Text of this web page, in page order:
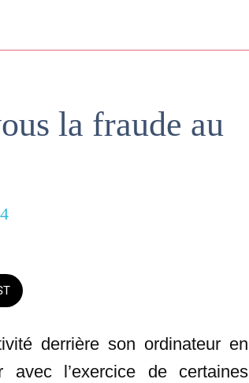
la fraude au
derrière son ordinateur en
avec l’exercice de certaines